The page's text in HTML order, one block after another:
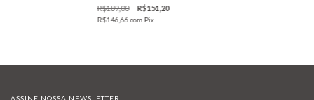
R$189,00 R$151,20
R$146,66com Pix
ASSINE NOSSA NEWSLETTER